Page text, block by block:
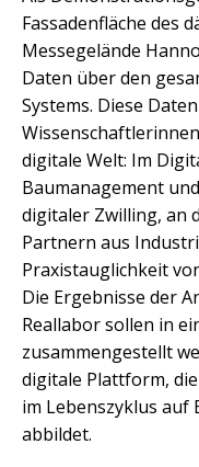
Fassadenfläche des
Messegelände
Daten über den
Systems. Diese
digitale Welt: Im
Baumanagement
digitaler Zwilling, an
Partnern aus
Praxistauglichkeit
Die Ergebnisse der
Reallabor sollen in
zusammengestellt
digitale Plattform,
im Lebenszyklus auf
abbildet.